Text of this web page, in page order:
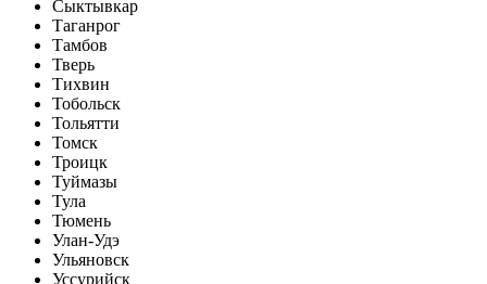
Сыктывкар
Таганрог
Тамбов
Тверь
Тихвин
Тобольск
Тольятти
Томск
Троицк
Туймазы
Тула
Тюмень
Улан-Удэ
Ульяновск
Уссурийск